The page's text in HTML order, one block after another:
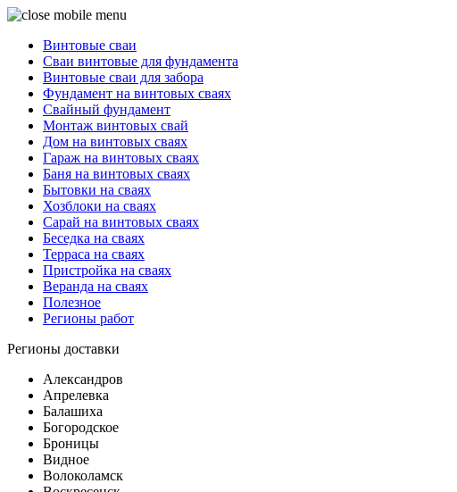
Винтовые сваи
Сваи винтовые для фундамента
Винтовые сваи для забора
Фундамент на винтовых сваях
Свайный фундамент
Монтаж винтовых свай
Дом на винтовых сваях
Гараж на винтовых сваях
Баня на винтовых сваях
Бытовки на сваях
Хозблоки на сваях
Сарай на винтовых сваях
Беседка на сваях
Терраса на сваях
Пристройка на сваях
Веранда на сваях
Полезное
Регионы работ
Регионы доставки
Александров
Апрелевка
Балашиха
Богородское
Броницы
Видное
Волоколамск